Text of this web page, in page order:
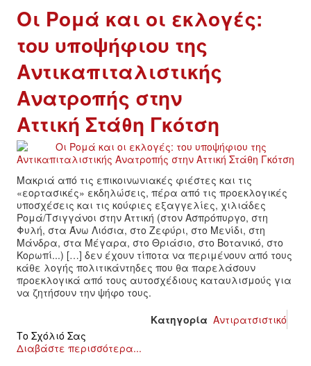
ΕΙΔΉΣΕΙΣ
ΑΝΑΚΟΙΝΏΣΕΙΣ
ΑΝΑΛΎΣΕΙΣ
ΚΙΝΉΜΑΤΑ
ΚΙΝΗΤΟΠΟΙΉΣΕΙΣ
ΕΙΔΉΣΕΙΣ
ΑΝΑΚΟΙΝΏΣΕΙΣ
ΝΕΟΛΑΊΑ
ΑΝΤΙΦΑΣΙΣΤΙΚΌ
Οι Ρομά και οι εκλογές:
του υποψήφιου της
Αντικαπιταλιστικής
Ανατροπής στην
Αττική Στάθη Γκότση
Μακριά από τις επικοινωνιακές φιέστες και τις
«εορτασικές» εκδηλώσεις, πέρα από τις προεκλογικές
υποσχέσεις και τις κούφιες εξαγγελίες, χιλιάδες
Ρομά/Τσιγγάνοι στην Αττική (στον Ασπρόπυργο, στη
Φυλή, στα Άνω Λιόσια, στο Ζεφύρι, στο Μενίδι, στη
Μάνδρα, στα Μέγαρα, στο Θριάσιο, στο Βοτανικό, στο
Κορωπί...) […] δεν έχουν τίποτα να περιμένουν από τους
κάθε λογής πολιτικάντηδες που θα παρελάσουν
προεκλογικά από τους αυτοσχέδιους καταυλισμούς για
να ζητήσουν την ψήφο τους.
Κατηγορία Αντιρατσιστικό
Το Σχόλιό Σας
Διαβάστε περισσότερα...